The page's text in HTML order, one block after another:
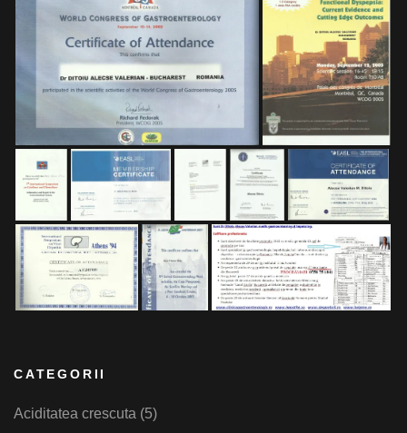
CATEGORII
Aciditatea crescuta (5)